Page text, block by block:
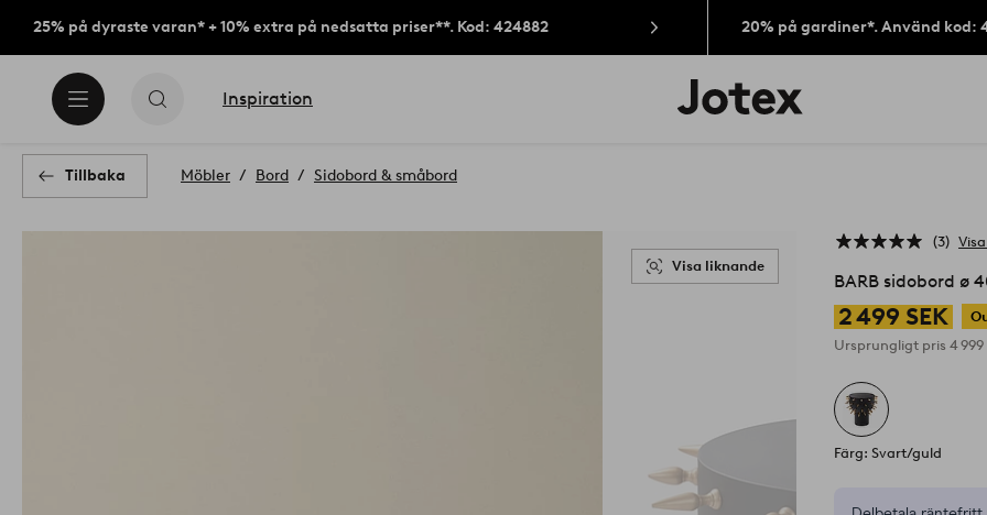
25% på dyraste varan* + 10% extra på nedsatta priser**. Kod: 424882 20% på gardiner*. Använd kod:
Inspiration
Jotex
logotyp
Tillbaka Möbler Bord Sidobord & småbord
Visa liknande
3
BARB sidobord ø
2 499 SEK
Ursprungligt pris4 999
Färg: Svart/guld